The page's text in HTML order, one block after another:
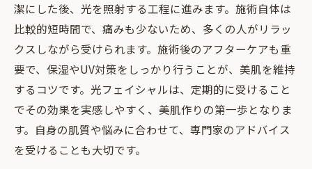
潔にした後、光を照射する工程に進みます。施術自体は
比較的短時間で、痛みも少ないため、多くの人がリラッ
クスしながら受けられます。施術後のアフターケアも重
要で、保湿やUV対策をしっかり行うことが、美肌を維持
するコツです。光フェイシャルは、定期的に受けること
でその効果を実感しやすく、美肌作りの第一歩となりま
す。自身の肌質や悩みに合わせて、専門家のアドバイス
を受けることも大切です。